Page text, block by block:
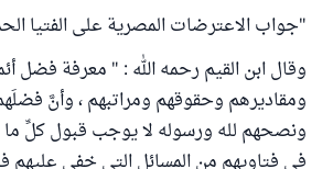
"جواب الاعترضات المصرية على الفتيا الحموية"
وقال ابن القيم رحمه الله : " معرفة فضل
ومقاديرهم وحقوقهم ومراتبهم ، وأنَّ
ونصحهم لله ورسوله لا يوجب قبول كلِّ ما
في فتاويهم من المسائل التي خفي عليهم